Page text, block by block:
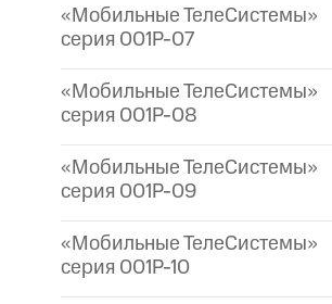
«Мобильные ТелеСистемы»
серия 001P-07
«Мобильные ТелеСистемы»
серия 001P-08
«Мобильные ТелеСистемы»
серия 001P-09
«Мобильные ТелеСистемы»
серия 001P-10